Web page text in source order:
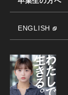
ENGLISH